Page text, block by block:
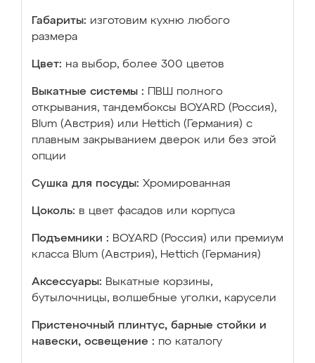
Габариты: изготовим кухню любого
размера
Цвет: на выбор, более 300 цветов
Выкатные системы :
ПВШ полного
открывания, тандембоксы BOYARD (Россия),
Blum (Австрия) или Hettich (Германия) с
плавным закрыванием дверок или без этой
опции
Сушка для посуды: Хромированная
Цоколь: в цвет фасадов или корпуса
Подъемники : BOYARD (Россия) или премиум
класса Blum (Австрия), Hettich (Германия)
Аксессуары: Выкатные корзины,
бутылочницы, волшебные уголки, карусели
Пристеночный плинтус, барные стойки и
навески, освещение : по каталогу